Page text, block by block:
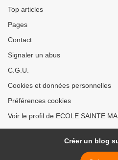
Top articles
Pages
Contact
Signaler un abus
C.G.U.
Cookies et données personnelles
Préférences cookies
Voir le profil de ECOLE SAINTE
Créer un blog